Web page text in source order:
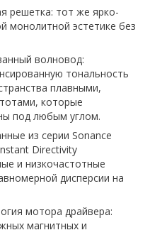
решетка: тот же ярко-
монолитной эстетике без
волновод:
тональность
плавными,
которые
под любым углом.
из серии Sonance
Directivity
и низкочастотные
дисперсии на
мотора драйвера:
магнитных и